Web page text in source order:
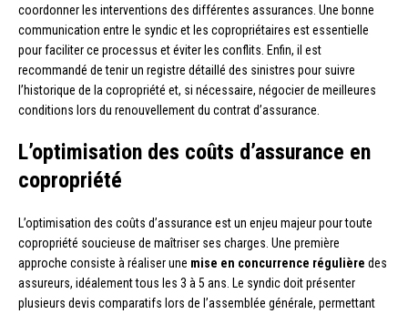
coordonner les interventions des différentes assurances. Une bonne
communication entre le syndic et les copropriétaires est essentielle
pour faciliter ce processus et éviter les conflits. Enfin, il est
recommandé de tenir un registre détaillé des sinistres pour suivre
l’historique de la copropriété et, si nécessaire, négocier de meilleures
conditions lors du renouvellement du contrat d’assurance.
L’optimisation des coûts d’assurance en
copropriété
L’optimisation des coûts d’assurance est un enjeu majeur pour toute
copropriété soucieuse de maîtriser ses charges. Une première
approche consiste à réaliser une mise en concurrence régulière des
assureurs, idéalement tous les 3 à 5 ans. Le syndic doit présenter
plusieurs devis comparatifs lors de l’assemblée générale, permettant